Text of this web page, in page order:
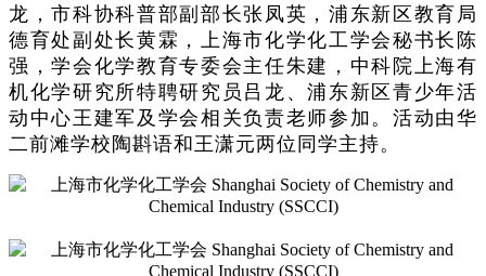
龙，市科协科普部副部长张凤英，浦东新区教育局
德育处副处长黄霖，上海市化学化工学会秘书长陈
强，学会化学教育专委会主任朱建，中科院上海有
机化学研究所特聘研究员吕龙、浦东新区青少年活
动中心王建军及学会相关负责老师参加。活动由华
二前滩学校陶斟语和王潇元两位同学主持。